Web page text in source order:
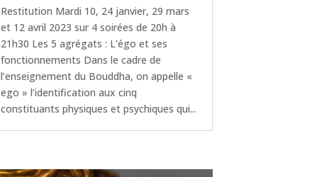
Restitution Mardi 10, 24 janvier, 29 mars
et 12 avril 2023 sur 4 soirées de 20h à
21h30 Les 5 agrégats : L'égo et ses
fonctionnements Dans le cadre de
l’enseignement du Bouddha, on appelle «
ego » l’identification aux cinq
constituants physiques et psychiques qui...